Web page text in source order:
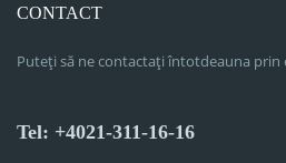
CONTACT
Puteți să ne contactați întotdeauna prin
Tel: +4021-311-16-16